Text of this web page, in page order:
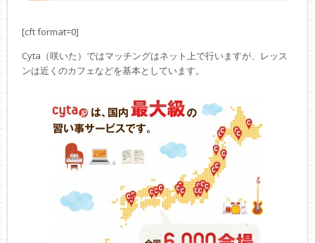
[cft format=0]
Cyta（咲いた）ではマッチングはネット上で行いますが、レッス
ンは近くのカフェなどを基本としています。